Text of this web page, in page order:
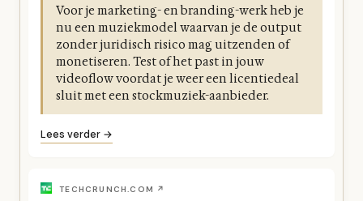
Voor je marketing- en branding-werk heb je
nu een muziekmodel waarvan je de output
zonder juridisch risico mag uitzenden of
monetiseren. Test of het past in jouw
videoflow voordat je weer een licentiedeal
sluit met een stockmuziek-aanbieder.
Lees verder →
TECHCRUNCH.COM ↗